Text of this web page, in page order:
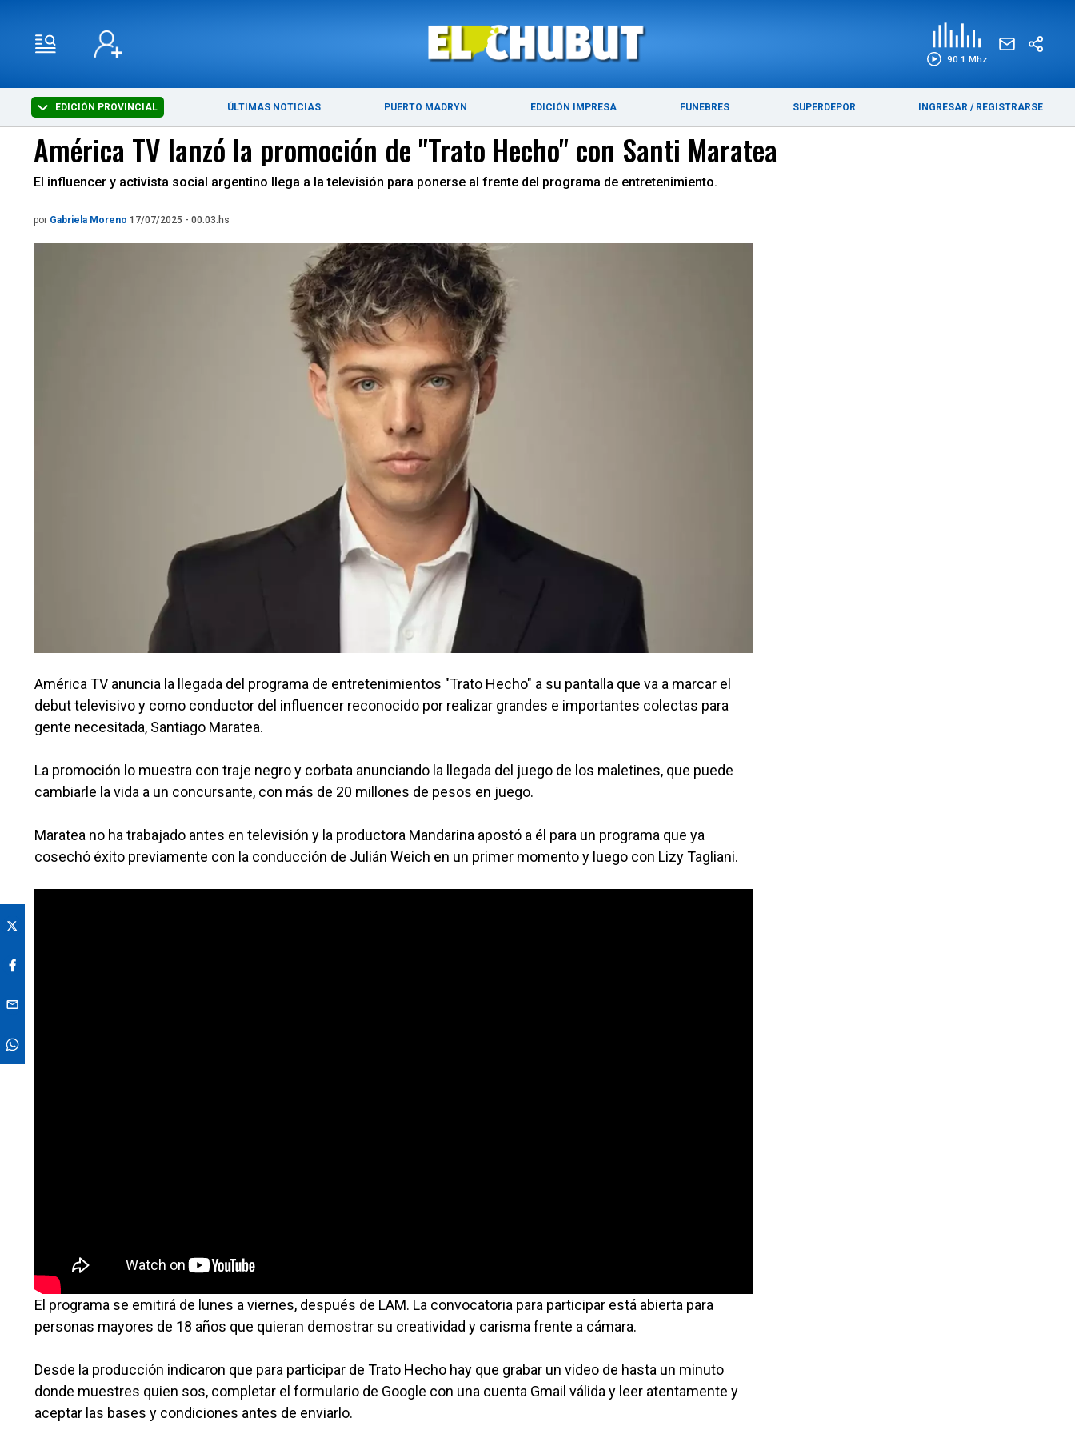
90.1 Mhz
EDICIÓN PROVINCIAL ÚLTIMAS NOTICIAS PUERTO MADRYN EDICIÓN IMPRESA FUNEBRES SUPERDEPOR INGRESAR / REGISTRARSE
ÚLTIMAS NOTICIAS PUERTO MADRYN
América TV lanzó la promoción de "Trato Hecho" con Santi Maratea
El influencer y activista social argentino llega a la televisión para ponerse al frente del programa de entretenimiento.
por Gabriela Moreno 17/07/2025 - 00.03.hs
América TV anuncia la llegada del programa de entretenimientos "Trato Hecho" a su pantalla que va a marcar el
debut televisivo y como conductor del influencer reconocido por realizar grandes e importantes colectas para
gente necesitada, Santiago Maratea.
La promoción lo muestra con traje negro y corbata anunciando la llegada del juego de los maletines, que puede
cambiarle la vida a un concursante, con más de 20 millones de pesos en juego.
Maratea no ha trabajado antes en televisión y la productora Mandarina apostó a él para un programa que ya
cosechó éxito previamente con la conducción de Julián Weich en un primer momento y luego con Lizy Tagliani.
El programa se emitirá de lunes a viernes, después de LAM. La convocatoria para participar está abierta para
personas mayores de 18 años que quieran demostrar su creatividad y carisma frente a cámara.
Desde la producción indicaron que para participar de Trato Hecho hay que grabar un video de hasta un minuto
donde muestres quien sos, completar el formulario de Google con una cuenta Gmail válida y leer atentamente y
aceptar las bases y condiciones antes de enviarlo.